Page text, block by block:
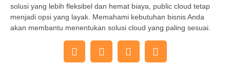
solusi yang lebih fleksibel dan hemat biaya, public cloud tetap
menjadi opsi yang layak. Memahami kebutuhan bisnis Anda
akan membantu menentukan solusi cloud yang paling sesuai.